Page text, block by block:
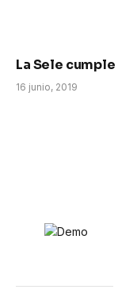
La Sele
16 junio, 2019